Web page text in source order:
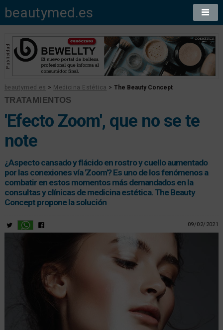
beautymed.es
beautymed.es > Medicina Estética > The Beauty Concept
TRATAMIENTOS
'Efecto Zoom', que no se te
note
¿Aspecto cansado y flácido en rostro y cuello aumentado
por las conexiones vía 'Zoom'? Es uno de los fenómenos a
combatir en estos momentos más demandados en la
consultas y clínicas de medicina estética. The Beauty
Concept propone la solución
09/02/2021